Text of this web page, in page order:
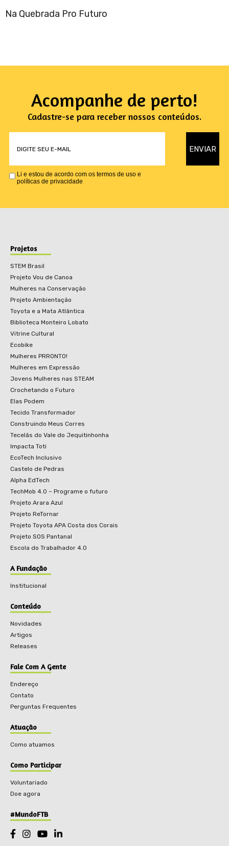
Na Quebrada Pro Futuro
Acompanhe de perto!
Cadastre-se para receber nossos conteúdos.
Li e estou de acordo com os termos de uso e
políticas de privacidade
Projetos
STEM Brasil
Projeto Vou de Canoa
Mulheres na Conservação
Projeto Ambientação
Toyota e a Mata Atlântica
Biblioteca Monteiro Lobato
Vitrine Cultural
Ecobike
Mulheres PRRONTO!
Mulheres em Expressão
Jovens Mulheres nas STEAM
Crochetando o Futuro
Elas Podem
Tecido Transformador
Construindo Meus Corres
Tecelãs do Vale do Jequitinhonha
Impacta Toti
EcoTech Inclusivo
Castelo de Pedras
Alpha EdTech
TechMob 4.0 – Programe o futuro
Projeto Arara Azul
Projeto ReTornar
Projeto Toyota APA Costa dos Corais
Projeto SOS Pantanal
Escola do Trabalhador 4.0
A Fundação
Institucional
Conteúdo
Novidades
Artigos
Releases
Fale Com A Gente
Endereço
Contato
Perguntas Frequentes
Atuação
Como atuamos
Como Participar
Voluntariado
Doe agora
#MundoFTB